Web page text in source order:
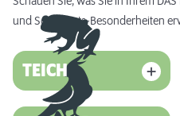
und Sortiments-Besonderheiten
TEICH